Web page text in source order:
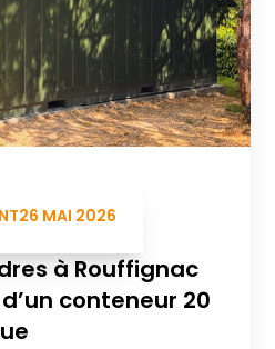
26 MAI 2026
à Rouffignac
conteneur 20